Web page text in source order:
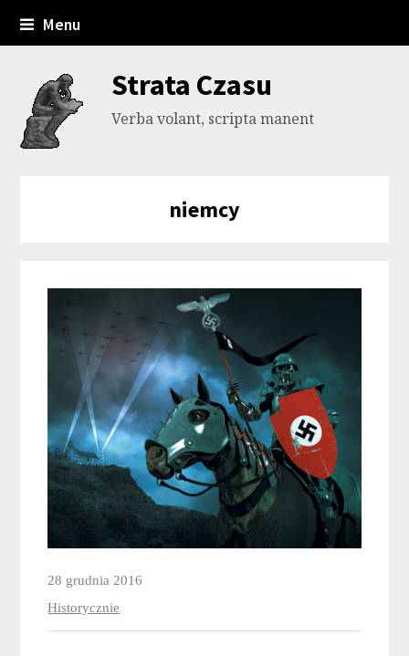
Menu
Strata Czasu
Verba volant, scripta manent
niemcy
28 grudnia 2016
Historycznie